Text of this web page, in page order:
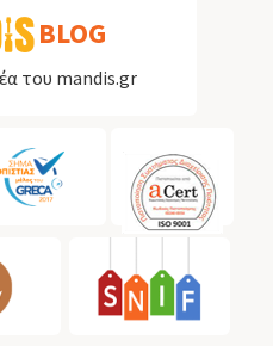
BLOG
του mandis.gr